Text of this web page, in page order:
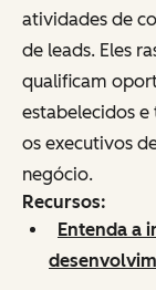
atividades de
de leads. Eles
qualificam
estabelecidos
os executivos
negócio.
Recursos:
Entenda a